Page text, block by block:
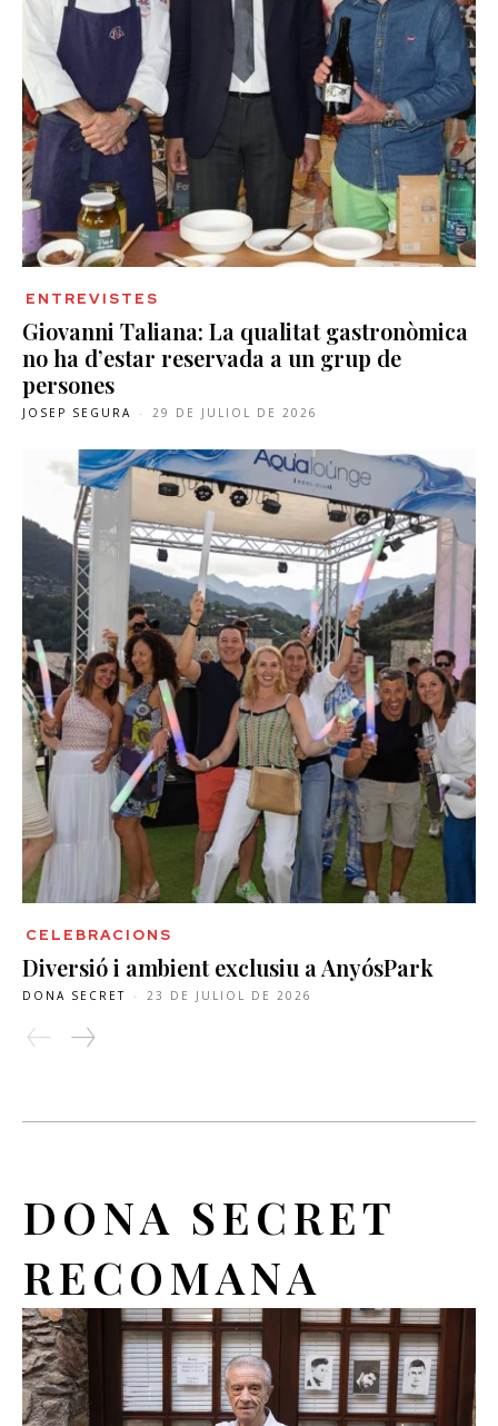
ENTREVISTES
Giovanni Taliana: La qualitat gastronòmica
no ha d’estar reservada a un grup de
persones
JOSEP SEGURA - 29 DE JULIOL DE 2026
CELEBRACIONS
Diversió i ambient exclusiu a AnyósPark
DONA SECRET - 23 DE JULIOL DE 2026
DONA SECRET
RECOMANA